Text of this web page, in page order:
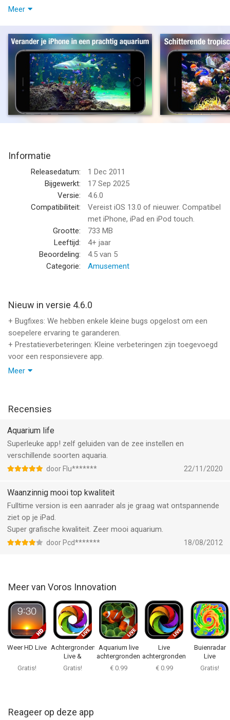
Verander je iPhone/iPad in een prachtig aquarium! Heel
DIT IS DE iPad/iPhone-VERSIE VAN DE POPULAIRE MAC-APP
"AQUARIUM LIVE HD", DIE IN DE CATEGORIE AMUSEMENT DE
1E PLAATS HEEFT BEREIKT IN 28 LANDEN, WAARONDER DE
VS, ITALIË, FRANKRIJK, DUITSLAND, JAPAN, GROOT-
BRITTANNIË ETC.
+Keuze uit 4 lange HD-video's: levendig koraalrif, haaienparadijs
+Werkt in volledig scherm
Discrete gebruikersinterface: DRUK OP DE KLEINE,
SEMITRANSPARANTE INFOKNOP RECHTSONDER OM NAAR
INSTELLINGEN TE GAAN
+Afspelen eindeloos herhalen met geleidelijke, bijna
onmerkbare overgangen
+Reageert alleen op de infoknop
-5 opties voor geluid/muziek: rustgevende muziek in de app
zelf, 2 bubbelende geluidseffecten, iPod-muziek en dempen
de iPod-bibliotheek. Maak een afspeellijst die je goed vindt
+Opties staande modus (standaard uitgeschakeld)
--
Aquarium Live HD van Voros Innovation is een app voor
Aug om 10:16.
Meer
Informatie
Releasedatum:
1 Dec 2011
Bijgewerkt:
17 Sep 2025
Versie:
4.6.0
Compatibiliteit:
Vereist iOS 13.0 of nieuwer. Compatibel
met iPhone, iPad en iPod touch.
Grootte:
733 MB
Leeftijd:
4+ jaar
Beoordeling:
4.5 van 5
Categorie:
Amusement
Nieuw in versie 4.6.0
+ Bugfixes: We hebben enkele kleine bugs opgelost om een
soepelere ervaring te garanderen.
+ Prestatieverbeteringen: Kleine verbeteringen zijn toegevoegd
voor een responsievere app.
Meer
Recensies
Aquarium life
Superleuke app! zelf geluiden van de zee instellen en
verschillende soorten aquaria.
door Flu******* 22/11/2020
Waanzinnig mooi top kwaliteit
Fulltime version is een aanrader als je graag wat ontspannende
ziet op je iPad.
Super grafische kwaliteit. Zeer mooi aquarium.
door Pcd******* 18/08/2012
Meer van Voros Innovation
Weer HD Live
Gratis!
Achtergronden
Live &
Thema’s
Gratis!
Aquarium live
achtergronden
+
€ 0.99
Live
achtergronden
en thema's+
€ 0.99
Buienradar
Live
Nederland
Gratis!
Reageer op deze app